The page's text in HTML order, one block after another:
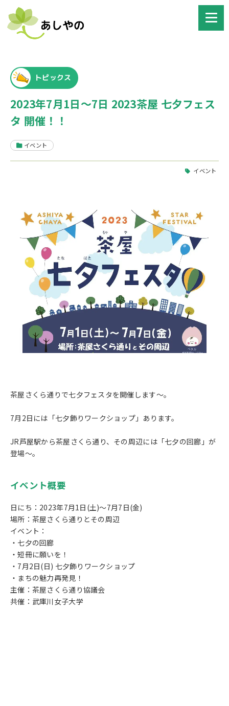
トピックス
2023年7月1日～7日 2023茶屋 七夕フェス
タ 開催！！
イベント
イベント
茶屋さくら通りで七夕フェスタを開催します～。
7月2日には「七夕飾りワークショップ」あります。
JR芦屋駅から茶屋さくら通り、その周辺には「七夕の回廊」が
登場～。
イベント概要
日にち：2023年7月1日(土)～7月7日(金)
場所：茶屋さくら通りとその周辺
イベント：
・七夕の回廊
・短冊に願いを！
・7月2日(日) 七夕飾りワークショップ
・まちの魅力再発見！
主催：茶屋さくら通り協議会
共催：武庫川女子大学